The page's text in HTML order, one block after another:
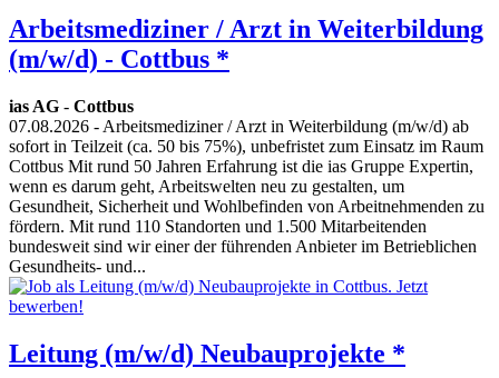
Arbeitsmediziner / Arzt in Weiterbildung
(m/w/d) - Cottbus *
ias AG - Cottbus
07.08.2026 - Arbeitsmediziner / Arzt in Weiterbildung (m/w/d) ab
sofort in Teilzeit (ca. 50 bis 75%), unbefristet zum Einsatz im Raum
Cottbus Mit rund 50 Jahren Erfahrung ist die ias Gruppe Expertin,
wenn es darum geht, Arbeitswelten neu zu gestalten, um
Gesundheit, Sicherheit und Wohlbefinden von Arbeitnehmenden zu
fördern. Mit rund 110 Standorten und 1.500 Mitarbeitenden
bundesweit sind wir einer der führenden Anbieter im Betrieblichen
Gesundheits- und...
Leitung (m/w/d) Neubauprojekte *